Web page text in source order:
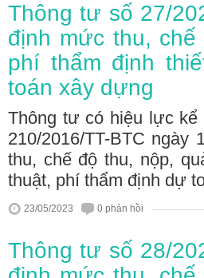
Thông tư số 27/
định mức thu,
phí thẩm định
toán xây dựng
Thông tư có hiệu lực kể
210/2016/TT-BTC ngày
thu, chế độ thu, nộp,
thuật, phí thẩm định dự
23/05/2023 0 phản hồi
Thông tư số 28/